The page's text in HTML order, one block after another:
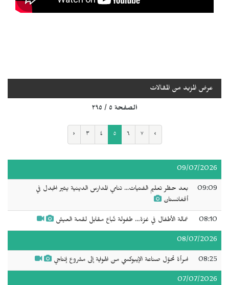
عرض المزيد من المقالات
الصفحة ٥ / ٢٩٥
‹ ٣ ٤ ٥ ٦ ٧ ›
09/07/2026
09:09
بعد حظر تعليم الفتيات... تنامي المدارس الدينية يثير الجدل في
أفغانستان
08:10 عمالة الأطفال في غزة… طفولة تُباع مقابل لقمة العيش
08/07/2026
08:25 امرأة تحوّل صناعة الإيبوكسي من الهواية إلى مشروع إنتاجي
07/07/2026